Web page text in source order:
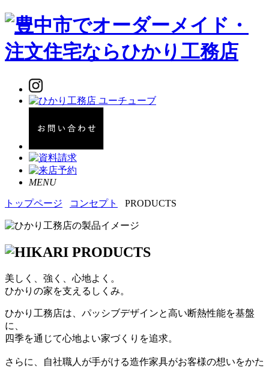
MENU
トップページ コンセプト PRODUCTS
美しく、強く、心地よく。
ひかりの家を支えるしくみ。
ひかり工務店は、パッシブデザインと高い断熱性能を基盤
に、
四季を通じて心地よい家づくりを追求。
さらに、自社職人が手がける造作家具がお客様の想いをかた